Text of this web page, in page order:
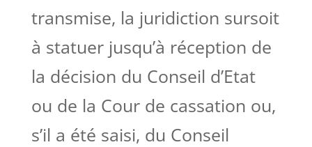
transmise, la juridiction sursoit
à statuer jusqu’à réception de
la décision du Conseil d’Etat
ou de la Cour de cassation ou,
s’il a été saisi, du Conseil